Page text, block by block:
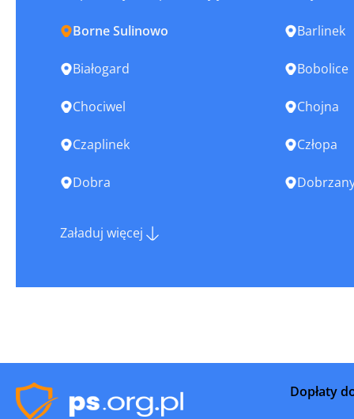
Borne Sulinowo Barlinek
Białogard Bobolice
Chociwel Chojna
Czaplinek Człopa
Dobra
Mielno
Załaduj więcej
Dopłaty